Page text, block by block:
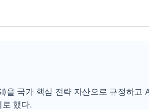
李 "해남 태양광, 대한민
李 대통령, '6시간 마라톤
을 국가 핵심 전략 자산으로 규정하고
로 했다.